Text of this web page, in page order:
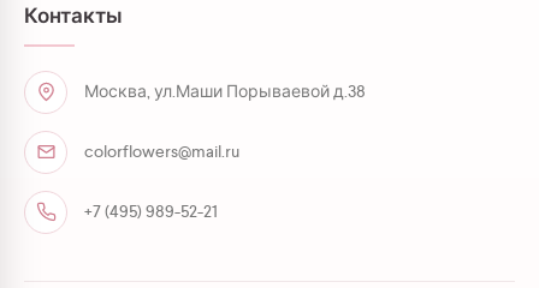
Контакты
Москва, ул.Маши Порываевой д.38
colorflowers@mail.ru
+7 (495) 989-52-21